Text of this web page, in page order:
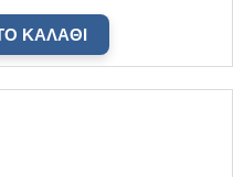
ΚΑΛΆΘΙ